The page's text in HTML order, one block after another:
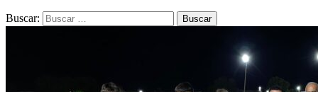
Buscar: